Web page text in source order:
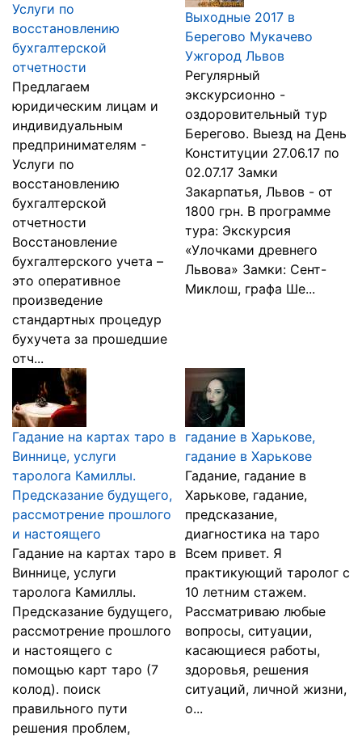
Услуги по
восстановлению
бухгалтерской
отчетности
Предлагаем
юридическим лицам и
индивидуальным
предпринимателям -
Услуги по
восстановлению
бухгалтерской
отчетности
Восстановление
бухгалтерского учета –
это оперативное
произведение
стандартных процедур
бухучета за прошедшие
отч...
Выходные 2017 в
Берегово Мукачево
Ужгород Львов
Регулярный
экскурсионно -
оздоровительный тур
Берегово. Выезд на День
Конституции 27.06.17 по
02.07.17 Замки
Закарпатья, Львов - от
1800 грн. В программе
тура: Экскурсия
«Улочками древнего
Львова» Замки: Сент-
Миклош, графа Ше...
Гадание на картах таро в
Виннице, услуги
таролога Камиллы.
Предсказание будущего,
рассмотрение прошлого
и настоящего
Гадание на картах таро в
Виннице, услуги
таролога Камиллы.
Предсказание будущего,
рассмотрение прошлого
и настоящего с
помощью карт таро (7
колод). поиск
правильного пути
решения проблем,
гадание в Харькове,
гадание в Харькове
Гадание, гадание в
Харькове, гадание,
предсказание,
диагностика на таро
Всем привет. Я
практикующий таролог с
10 летним стажем.
Рассматриваю любые
вопросы, ситуации,
касающиеся работы,
здоровья, решения
ситуаций, личной жизни,
о...